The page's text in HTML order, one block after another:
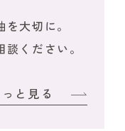
大切に。
ください。
と見る